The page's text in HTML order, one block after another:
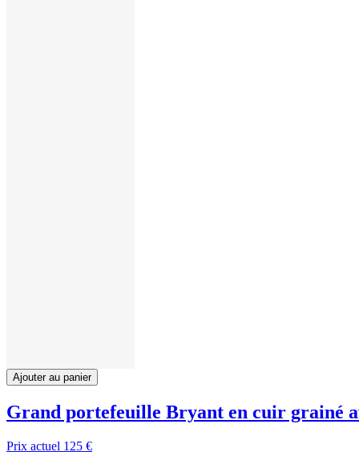
Ajouter au panier
Grand portefeuille Bryant en cuir grainé
Prix actuel 125 €